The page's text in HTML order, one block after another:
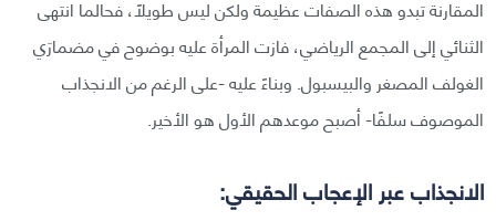
المقارنة تبدو هذه الصفات عظيمة ولكن ليس طويلًا، فحالما انتهى
الثنائي إلى المجمع الرياضي، فازت المرأة عليه بوضوح في مضمارَي
الغولف المصغر والبيسبول. وبناءً عليه -على الرغم من الانجذاب
الموصوف سلفًا- أصبح موعدهم الأول هو الأخير.
الانجذاب عبر الإعجاب الحقيقي: